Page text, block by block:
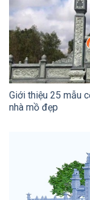
Giới thiệu 25 mẫu
nhà mồ đẹp